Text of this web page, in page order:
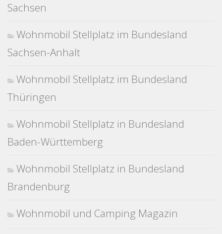
Sachsen
Wohnmobil Stellplatz im Bundesland
Sachsen-Anhalt
Wohnmobil Stellplatz im Bundesland
Thüringen
Wohnmobil Stellplatz in Bundesland
Baden-Württemberg
Wohnmobil Stellplatz in Bundesland
Brandenburg
Wohnmobil und Camping Magazin